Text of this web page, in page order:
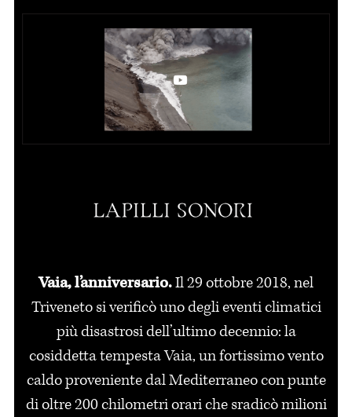
Vaia, l’anniversario.Il 29 ottobre 2018, nel
Triveneto si verificò uno degli eventi climatici
più disastrosi dell’ultimo decennio: la
cosiddetta tempesta Vaia, un fortissimo vento
caldo proveniente dal Mediterraneo con punte
di oltre 200 chilometri orari che sradicò milioni